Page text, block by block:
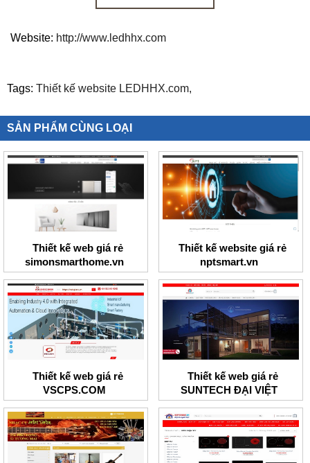
Website: http://www.ledhhx.com
Tags: Thiết kế website LEDHHX.com,
SẢN PHẨM CÙNG LOẠI
Thiết kế web giá rẻ
simonsmarthome.vn
Thiết kế website giá rẻ
nptsmart.vn
Thiết kế web giá rẻ
VSCPS.COM
Thiết kế web giá rẻ
SUNTECH ĐẠI VIỆT